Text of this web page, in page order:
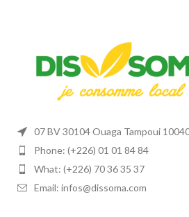
07 BV 30104 Ouaga Tampoui
Phone: (+226) 01 01 84 84
What: (+226) 70 36 35 37
Email: infos@dissoma.com